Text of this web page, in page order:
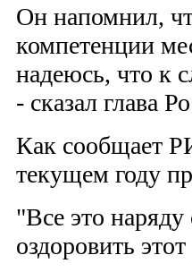
Он напомнил,
компетенции
надеюсь, что к
- сказал глава
Как сообщает
текущем году
"Все это наряду
оздоровить